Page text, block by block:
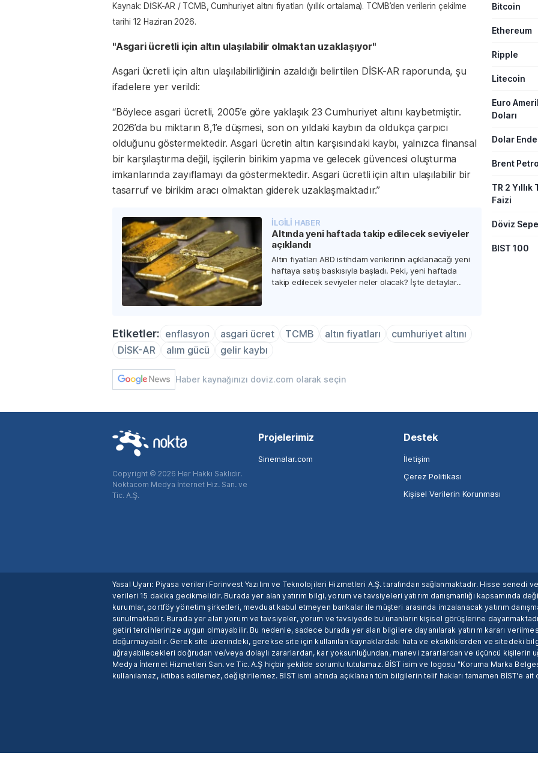
Kaynak: DİSK-AR / TCMB, Cumhuriyet altını fiyatları (yıllık ortalama). TCMB’den verilerin çekilme
tarihi 12 Haziran 2026.
"Asgari ücretli için altın ulaşılabilir olmaktan uzaklaşıyor"
Asgari ücretli için altın ulaşılabilirliğinin azaldığı belirtilen DİSK-AR raporunda, şu
ifadelere yer verildi:
“Böylece asgari ücretli, 2005’e göre yaklaşık 23 Cumhuriyet altını kaybetmiştir.
2026’da bu miktarın 8,1’e düşmesi, son on yıldaki kaybın da oldukça çarpıcı
olduğunu göstermektedir. Asgari ücretin altın karşısındaki kaybı, yalnızca finansal
bir karşılaştırma değil, işçilerin birikim yapma ve gelecek güvencesi oluşturma
imkanlarında zayıflamayı da göstermektedir. Asgari ücretli için altın ulaşılabilir bir
tasarruf ve birikim aracı olmaktan giderek uzaklaşmaktadır.”
İLGİLİ HABER
Altında yeni haftada takip edilecek seviyeler
açıklandı
Altın fiyatları ABD istihdam verilerinin açıklanacağı yeni
haftaya satış baskısıyla başladı. Peki, yeni haftada
takip edilecek seviyeler neler olacak? İşte detaylar..
Etiketler: enflasyon asgari ücret TCMB altın fiyatları
cumhuriyet altını
DİSK-AR
alım gücü gelir kaybı
Haber kaynağınızı doviz.com olarak seçin
Bitcoin
Ethereum
Ripple
Litecoin
Euro
Doları
Dolar
Brent
TR 2 Yıllık
Faizi
Döviz
BIST 100
Copyright © 2026 Her Hakkı Saklıdır.
Noktacom Medya İnternet Hiz. San. ve
Tic. A.Ş.
Projelerimiz
Sinemalar.com
Destek
İletişim
Çerez Politikası
Kişisel Verilerin Korunması
Yasal Uyarı: Piyasa verileri Forinvest Yazılım ve Teknolojileri Hizmetleri A.Ş. tarafından sağlanmaktadır. Hisse senedi
verileri 15 dakika gecikmelidir. Burada yer alan yatırım bilgi, yorum ve tavsiyeleri yatırım danışmanlığı kapsamında
kurumlar, portföy yönetim şirketleri, mevduat kabul etmeyen bankalar ile müşteri arasında imzalanacak yatırım
sunulmaktadır. Burada yer alan yorum ve tavsiyeler, yorum ve tavsiyede bulunanların kişisel görüşlerine
getiri tercihlerinize uygun olmayabilir. Bu nedenle, sadece burada yer alan bilgilere dayanılarak yatırım kararı
doğurmayabilir. Gerek site üzerindeki, gerekse site için kullanılan kaynaklardaki hata ve eksikliklerden ve sitedeki
uğrayabilecekleri doğrudan ve/veya dolaylı zararlardan, kar yoksunluğundan, manevi zararlardan ve üçüncü kişilerin
Medya İnternet Hizmetleri San. ve Tic. A.Ş hiçbir şekilde sorumlu tutulamaz. BİST isim ve logosu "Koruma Marka
kullanılamaz, iktibas edilemez, değiştirilemez. BİST ismi altında açıklanan tüm bilgilerin telif hakları tamamen BİST'e ait